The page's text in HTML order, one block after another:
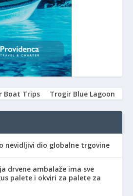
Boat Trips Trogir Blue Lagoon
nevidljivi dio globalne trgovine
drvene ambalaže ima sve
palete i okviri za palete za